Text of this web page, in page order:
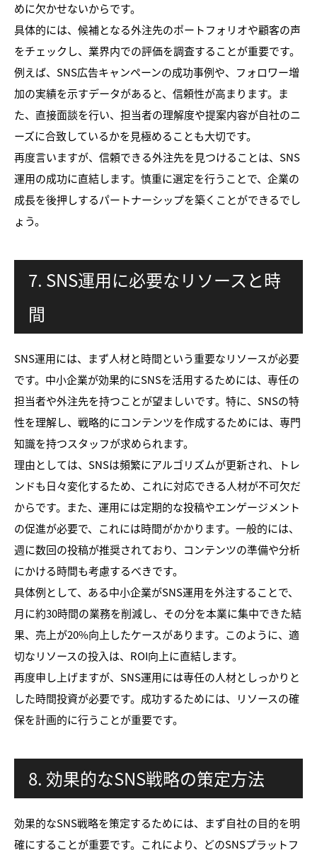
めに欠かせないからです。
具体的には、候補となる外注先のポートフォリオや顧客の声
をチェックし、業界内での評価を調査することが重要です。
例えば、SNS広告キャンペーンの成功事例や、フォロワー増
加の実績を示すデータがあると、信頼性が高まります。ま
た、直接面談を行い、担当者の理解度や提案内容が自社のニ
ーズに合致しているかを見極めることも大切です。
再度言いますが、信頼できる外注先を見つけることは、SNS
運用の成功に直結します。慎重に選定を行うことで、企業の
成長を後押しするパートナーシップを築くことができるでし
ょう。
7. SNS運用に必要なリソースと時
間
SNS運用には、まず人材と時間という重要なリソースが必要
です。中小企業が効果的にSNSを活用するためには、専任の
担当者や外注先を持つことが望ましいです。特に、SNSの特
性を理解し、戦略的にコンテンツを作成するためには、専門
知識を持つスタッフが求められます。
理由としては、SNSは頻繁にアルゴリズムが更新され、トレ
ンドも日々変化するため、これに対応できる人材が不可欠だ
からです。また、運用には定期的な投稿やエンゲージメント
の促進が必要で、これには時間がかかります。一般的には、
週に数回の投稿が推奨されており、コンテンツの準備や分析
にかける時間も考慮するべきです。
具体例として、ある中小企業がSNS運用を外注することで、
月に約30時間の業務を削減し、その分を本業に集中できた結
果、売上が20%向上したケースがあります。このように、適
切なリソースの投入は、ROI向上に直結します。
再度申し上げますが、SNS運用には専任の人材としっかりと
した時間投資が必要です。成功するためには、リソースの確
保を計画的に行うことが重要です。
8. 効果的なSNS戦略の策定方法
効果的なSNS戦略を策定するためには、まず自社の目的を明
確にすることが重要です。これにより、どのSNSプラットフ